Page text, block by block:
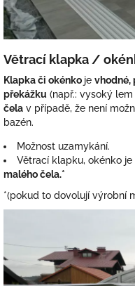
Větrací klapka /
Klapka či okénko je vhodné,
překážku (např.: vysoký
čela v případě, že není
bazén.
Možnost uzamykání.
Větrací klapku, okénko je
malého čela.*
*(pokud to dovolují výrobní